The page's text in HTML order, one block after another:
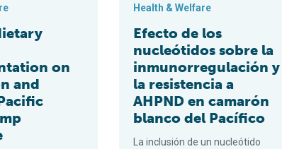
on
and
Health & Welfare
Efecto de los
nucleótidos sobre la
inmunorregulación y
la resistencia a
AHPND en camarón
blanco del Pacífico
La inclusión de un nucleótido